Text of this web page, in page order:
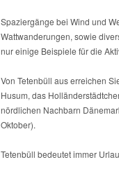
Spaziergänge bei Wind und
Wattwanderungen, sowie
nur einige Beispiele für die
Von Tetenbüll aus erreichen
Husum, das
nördlichen Nachbarn
Oktober).
Tetenbüll bedeutet immer